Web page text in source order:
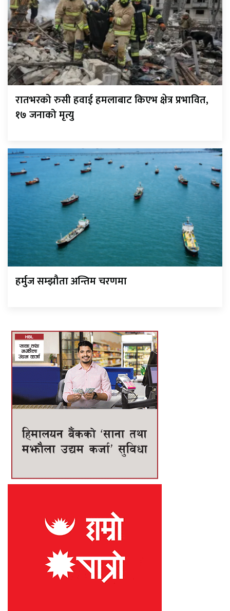
रातभरको रुसी हवाई हमलाबाट किएभ क्षेत्र प्रभावित,
१७ जनाको मृत्यु
हर्मुज सम्झौता अन्तिम चरणमा